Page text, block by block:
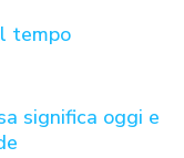
tempo
significa oggi e